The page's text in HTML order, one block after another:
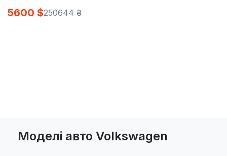
5600 $250644 ₴
Моделі авто Volkswagen